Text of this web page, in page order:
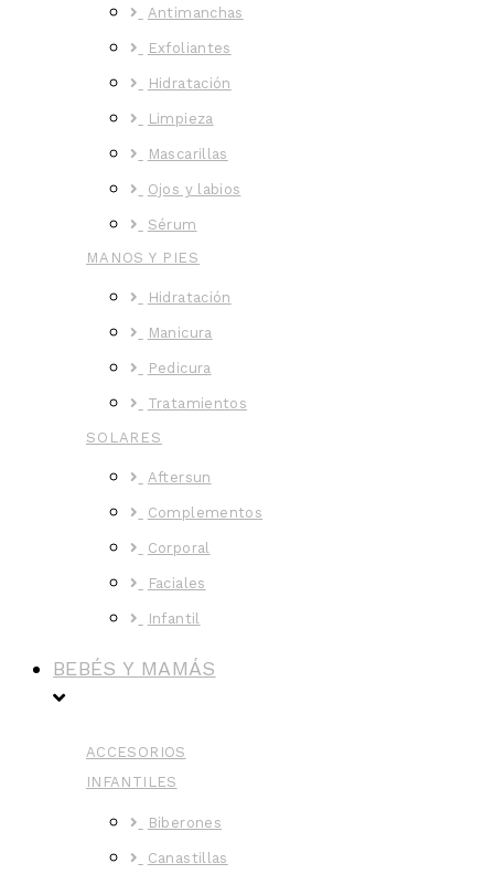
Antimanchas
Exfoliantes
Hidratación
Limpieza
Mascarillas
Ojos y labios
Sérum
MANOS Y PIES
Hidratación
Manicura
Pedicura
Tratamientos
SOLARES
Aftersun
Complementos
Corporal
Faciales
Infantil
BEBÉS Y MAMÁS
ACCESORIOS
INFANTILES
Biberones
Canastillas